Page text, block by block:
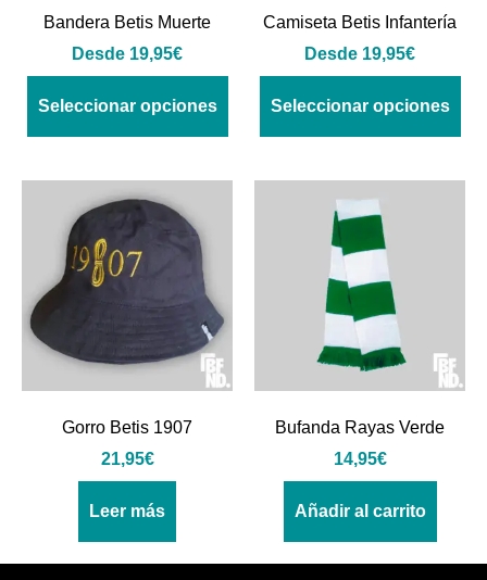
Bandera Betis Muerte
Desde 19,95€
Seleccionar opciones
Camiseta Betis Infantería
Desde 19,95€
Seleccionar opciones
Gorro Betis 1907
21,95€
Leer más
Bufanda Rayas Verde
14,95€
Añadir al carrito